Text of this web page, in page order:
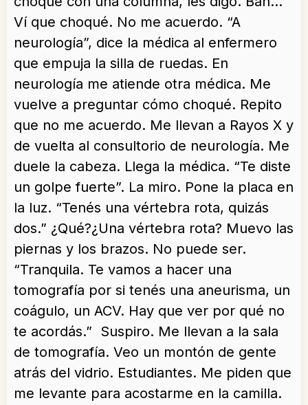
Ví que choqué. No me acuerdo. “A
neurología”, dice la médica al enfermero
que empuja la silla de ruedas. En
neurología me atiende otra médica. Me
vuelve a preguntar cómo choqué. Repito
que no me acuerdo. Me llevan a Rayos X y
de vuelta al consultorio de neurología. Me
duele la cabeza. Llega la médica. “Te diste
un golpe fuerte”. La miro. Pone la placa en
la luz. “Tenés una vértebra rota, quizás
dos.” ¿Qué?¿Una vértebra rota? Muevo las
piernas y los brazos. No puede ser.
“Tranquila. Te vamos a hacer una
tomografía por si tenés una aneurisma, un
coágulo, un ACV. Hay que ver por qué no
te acordás.” Suspiro. Me llevan a la sala
de tomografía. Veo un montón de gente
atrás del vidrio. Estudiantes. Me piden que
me levante para acostarme en la camilla.